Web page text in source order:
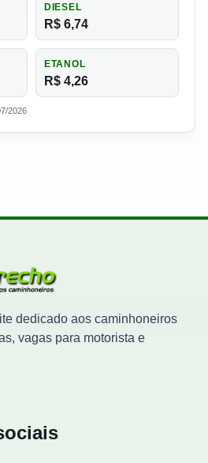
DIESEL
R$ 6,74
ETANOL
R$ 4,26
2026
dedicado aos caminhoneiros
vagas para motorista e